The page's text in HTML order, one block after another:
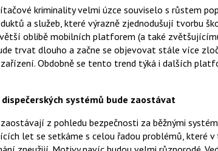
kriminality velmi úzce souviselo s růstem
a služeb, které výrazně zjednodušují tvorbu
oblibě mobilních platforem (a také
trvat dlouho a začne se objevovat stále více
Obdobně se tento trend týká i dalších
systémů bude zaostávat
z pohledu bezpečnosti za běžnými
let se setkáme s celou řadou problémů, které